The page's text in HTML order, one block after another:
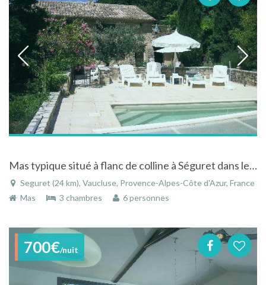
Mas typique situé à flanc de colline à Séguret dans le Vaucluse en Provence avec piscine
Seguret (24 km), Vaucluse, Provence-Alpes-Côte d'Azur, France
Mas
3 chambres 6 personnes
700€/nuit